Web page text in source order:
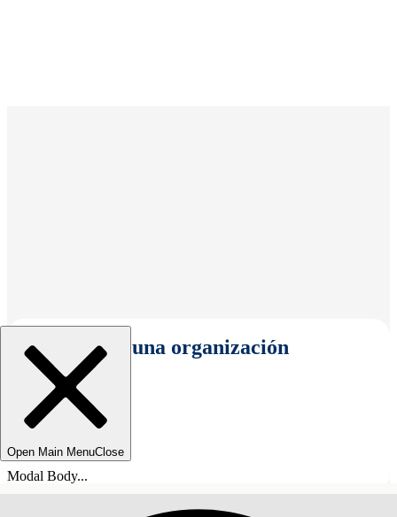
Seleccionar una organización
Open Main MenuClose
Modal Body...